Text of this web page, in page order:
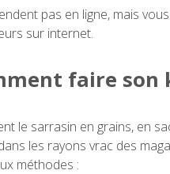
pas en ligne, mais
sur internet.
faire son
le sarrasin en grains, en
les rayons vrac des
méthodes :